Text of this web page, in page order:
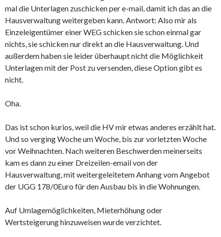
mal die Unterlagen zuschicken per e-mail, damit ich das an die
Hausverwaltung weitergeben kann. Antwort: Also mir als
Einzeleigentümer einer WEG schicken sie schon einmal gar
nichts, sie schicken nur direkt an die Hausverwaltung. Und
außerdem haben sie leider überhaupt nicht die Möglichkeit
Unterlagen mit der Post zu versenden, diese Option gibt es
nicht.
Oha.
Das ist schon kurios, weil die HV mir etwas anderes erzählt hat.
Und so verging Woche um Woche, bis zur vorletzten Woche
vor Weihnachten. Nach weiteren Beschwerden meinerseits
kam es dann zu einer Dreizeilen-email von der
Hausverwaltung, mit weitergeleitetem Anhang vom Angebot
der UGG 178/0Euro für den Ausbau bis in die Wohnungen.
Auf Umlagemöglichkeiten, Mieterhöhung oder
Wertsteigerung hinzuweisen wurde verzichtet.